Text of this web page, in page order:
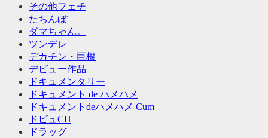
その他フェチ
たちんぼ
ダマちゃん。
ツンデレ
デカチン・巨根
デビュー作品
ドキュメンタリー
ドキュメント de ハメハメ
ドキュメントdeハメハメ Cum
ドピュCH
ドラッグ